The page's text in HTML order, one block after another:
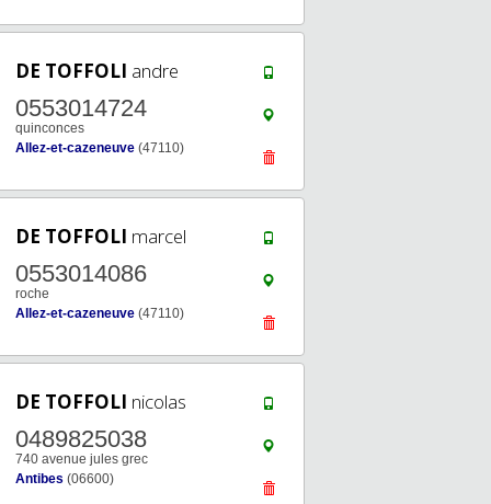
DE TOFFOLI andre
0553014724
quinconces
Allez-et-cazeneuve (47110)
DE TOFFOLI marcel
0553014086
roche
Allez-et-cazeneuve (47110)
DE TOFFOLI nicolas
0489825038
740 avenue jules grec
Antibes (06600)